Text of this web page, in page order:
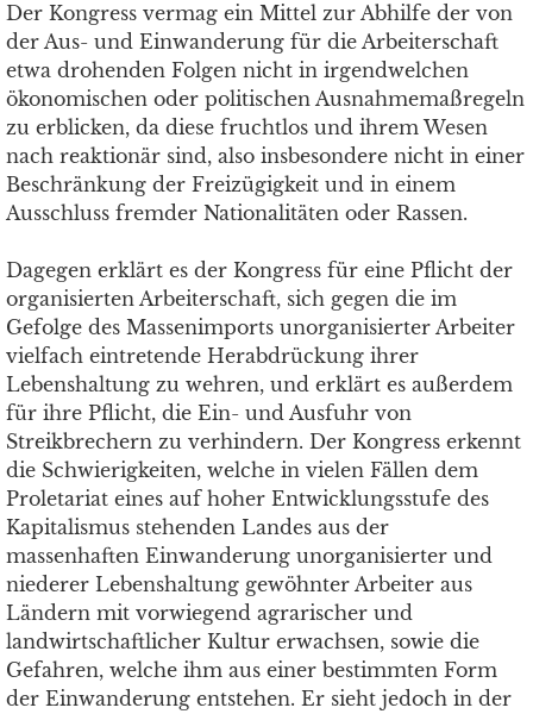
Der Kongress vermag ein Mittel zur Abhilfe der von
der Aus- und Einwanderung für die Arbeiterschaft
etwa drohenden Folgen nicht in irgendwelchen
ökonomischen oder politischen Ausnahmemaßregeln
zu erblicken, da diese fruchtlos und ihrem Wesen
nach reaktionär sind, also insbesondere nicht in einer
Beschränkung der Freizügigkeit und in einem
Ausschluss fremder Nationalitäten oder Rassen.
Dagegen erklärt es der Kongress für eine Pflicht der
organisierten Arbeiterschaft, sich gegen die im
Gefolge des Massenimports unorganisierter Arbeiter
vielfach eintretende Herabdrückung ihrer
Lebenshaltung zu wehren, und erklärt es außerdem
für ihre Pflicht, die Ein- und Ausfuhr von
Streikbrechern zu verhindern. Der Kongress erkennt
die Schwierigkeiten, welche in vielen Fällen dem
Proletariat eines auf hoher Entwicklungsstufe des
Kapitalismus stehenden Landes aus der
massenhaften Einwanderung unorganisierter und
niederer Lebenshaltung gewöhnter Arbeiter aus
Ländern mit vorwiegend agrarischer und
landwirtschaftlicher Kultur erwachsen, sowie die
Gefahren, welche ihm aus einer bestimmten Form
der Einwanderung entstehen. Er sieht jedoch in der